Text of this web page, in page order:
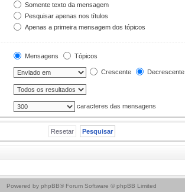
Somente texto da mensagem
Pesquisar apenas nos títulos
Apenas a primeira mensagem dos tópicos
Mensagens Tópicos
Crescente Decrescente
caracteres das mensagens
Powered by phpBB® Forum Software © phpBB Limited